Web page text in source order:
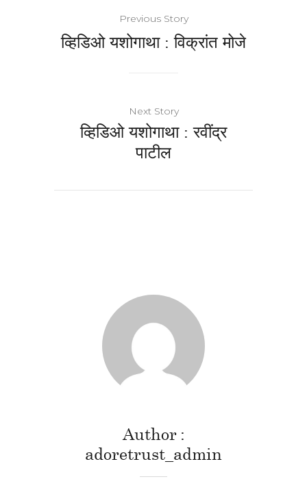
Previous Story
व्हिडिओ यशोगाथा : विक्रांत मोजे
Next Story
व्हिडिओ यशोगाथा : रवींद्र
पाटील
Author
adoretrust_admin